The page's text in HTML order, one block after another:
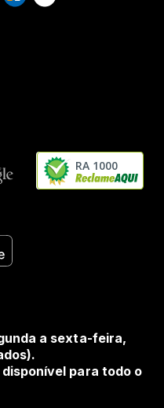
RA 1000
a sexta-feira,
para todo o